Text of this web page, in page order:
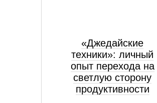
«Джедайские
техники»: личный
опыт перехода на
светлую сторону
продуктивности